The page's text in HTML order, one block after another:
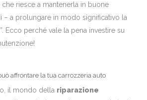
riesce a mantenerla in buone
– a prolungare in modo significativo la
Ecco perché vale la pena investire su
affrontare la tua carrozzeria auto
il mondo della riparazione